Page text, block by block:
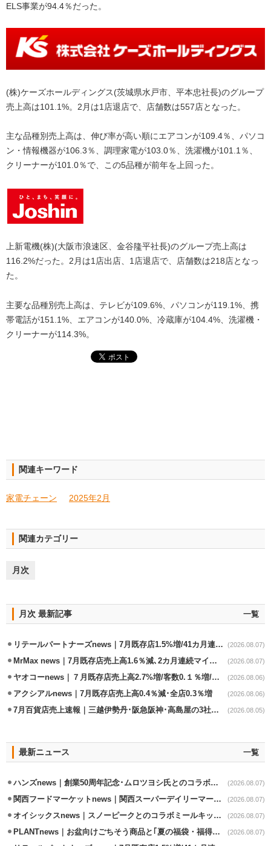
ELS事業が94.4％だった。
(株)ケーズホールディングス(茨城県水戸市、平本忠社長)のグループ
売上高は101.1%。2月は1店退店で、店舗数は557店となった。
主な品種別売上高は、伸び率が高い順にエアコンが109.4％、パソコ
ン・情報機器が106.3％、調理家電が103.0％、洗濯機が101.1％、
クリーナーが101.0％で、この5品種が前年を上回った。
上新電機(株)(大阪市浪速区、金谷隆平社長)のグループ売上高は
116.2%だった。2月は1店出店、1店退店で、店舗数は218店となっ
た。
主要な品種別売上高は、テレビが109.6%、パソコンが119.1%、携
帯電話が151.1%、エアコンが140.0%、冷蔵庫が104.4%、洗濯機・
クリーナーが114.3%。
関連キーワード
家電チェーン 2025年2月
関連カテゴリー
月次
月次 最新記事 一覧
リテールパートナーズnews｜7月既存店1.5%増/41カ月連続増 (2026.08.07)
MrMax news｜7月既存店売上高1.6％減､2カ月連続マイナス (2026.08.07)
ヤオコーnews｜７月既存店売上高2.7%増/客数0.１％増/客単価2.6％増 (2026.08.06)
アクシアルnews｜7月既存店売上高0.4％減･全店0.3％増 (2026.08.06)
7月百貨店売上速報｜三越伊勢丹･阪急阪神･高島屋の3社は増収 (2026.08.05)
最新ニュース 一覧
ハンズnews｜創業50周年記念･ムロツヨシ氏とのコラボ企画｢ムロハンズ｣開催 (2026.08.07)
関西フードマーケットnews｜関西スーパーデイリーマート蒲生店8/7改装 (2026.08.07)
オイシックスnews｜スノーピークとのコラボミールキット8/13発売 (2026.08.07)
PLANTnews｜お盆向けごちそう商品と｢夏の福袋・福得カート｣8/8から開催 (2026.08.07)